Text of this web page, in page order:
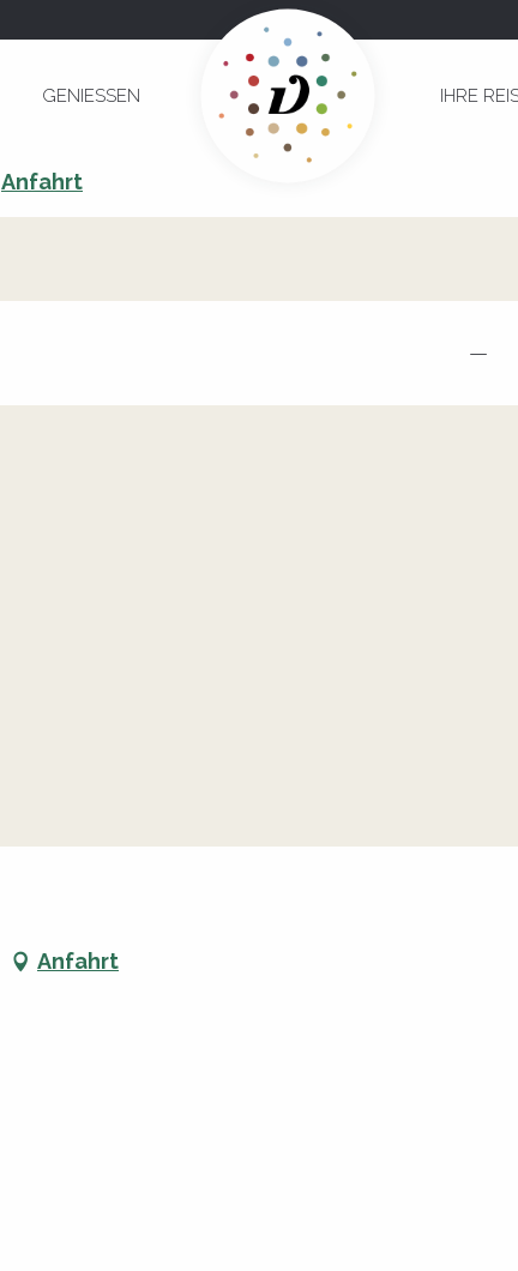
GENIESSEN IHRE
Anfahrt
—
Anfahrt